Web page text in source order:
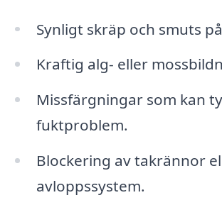
Synligt skräp och smuts
Kraftig alg- eller
Missfärgningar som kan
fuktproblem.
Blockering av takrännor
avloppssystem.